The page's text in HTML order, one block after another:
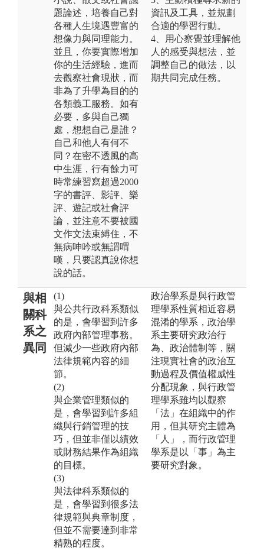
題論述，培養自己對
各種人生境遇豐富的
想像力與同理能力。
並且，你要實際增加
你的生活經驗，進而
去觀察社會現狀，而
非為了升學為目的的
各類義工服務。如有
必要，多與自己獨
處，想想自己是誰？
自己和他人有何不
同？在密不透風的高
中生涯，行有餘力可
時常練習寫超過2000
字的書評、影評、樂
評、遊記或社會評
論，並注意不要被國
文作文法束縛住，不
無病呻吟或無謂喟
嘆，只要認真說你想
說的話。
資訊及工具，並規劃
合適的學習行動。
4、用心察覺並理解他
人的感受與想法，並
調整自己的做法，以
期共同完成任務。
與相
關科
系之
異同
(1)
與公共行政科系類似
的是，會學習到許多
政府內部管理事務。
但減少一些政府內部
法律規範內容的細
節。
(2)
與企業管理類似的
是，會學習到許多組
織與行銷管理的技
巧，但並非僅以績效
或財務結果作為組織
的目標。
(3)
與法律科系類似的
是，會學習到很多法
律規範與典章制度，
但並不需要達到非常
精熟的程度。
政治學系是與行政管
理學系性質相近容易
混淆的學系，政治學
系主要研究政治行
為、政治體制等，關
注現實社會的政治互
動過程及價值權威性
分配現象，與行政管
理學系雖均以觀察
「法」在組織中的作
用，但其研究主體為
「人」，而行政管理
學系是以「事」為主
要研究對象。